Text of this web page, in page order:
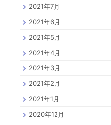
2021年7月
2021年6月
2021年5月
2021年4月
2021年3月
2021年2月
2021年1月
2020年12月